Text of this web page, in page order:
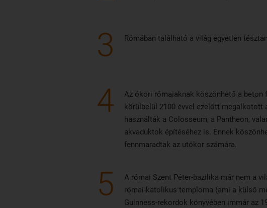
3 Rómában található a világ egyetlen
4
Az ókori rómaiaknak köszönhető a beton
körülbelül 2100 évvel ezelőtt megalkotott
használták a Colosseum, a Pantheon,
akvaduktok építéséhez is. Ennek
fennmaradtak az utókor számára.
5
A római Szent Péter-bazilika már nem a
római-katolikus temploma (ami a külső
Guinness-rekordok könyvében immár az